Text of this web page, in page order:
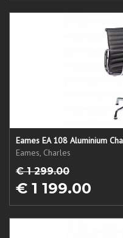
Eames EA 108 Aluminium
Eames, Charles
€ 1 299.00
€ 1 199.00